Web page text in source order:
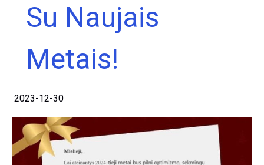
Su Naujais
Metais!
2023-12-30